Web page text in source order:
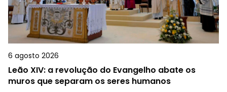
6 agosto 2026
Leão XIV: a revolução do Evangelho abate os
muros que separam os seres humanos